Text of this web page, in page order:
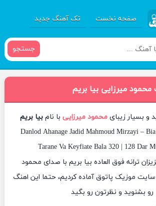
صفحه نخست تک آهنگ جدید
جستجو
محمود میرزایی بیا بریم
و بسیار زیبای محمود میرزایی با نام بیا بریم
Danlod Ahanage Jadid Mahmoud Mirzayi –
Tarane Va Keyfiate Bala 320 | 128 Dar
ترانه فوق العاده بیا بریم با صدای محمود
سایت موزیک پاتوق آماده کردیم، حتما این اهنگ
رو بشنوید و نظرتون رو بگید